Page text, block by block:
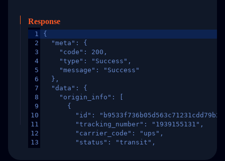
Response
1
2
3
4
5
6
7
8
9
10
11
12
13
{
  "meta": {
    "code": 200,
    "type": "Success",
    "message": "Success"
  },
  "data": {
    "origin_info": [
      {
"id":
        "tracking_number": "1939155131",
        "carrier_code": "ups",
        "status": "transit",